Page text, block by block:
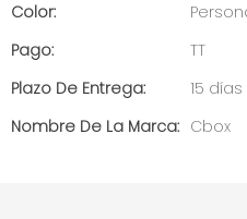
Color:
Pago:
TT
Plazo De Entrega:
15
Nombre De La Marca: Cbox